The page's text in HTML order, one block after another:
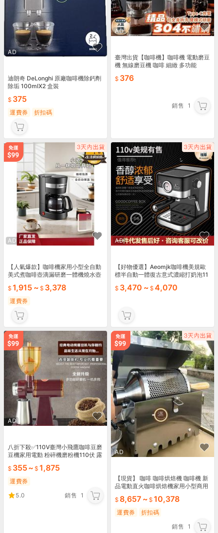
AD
迪朗奇 DeLonghi 原廠咖啡機除鈣劑
除垢 100mlX2 盒裝
375
運費券 折扣碼
AD
臺灣出貨【咖啡機】咖啡機 電動磨豆
機 無線磨豆機 咖啡 細緻 多功能
376
銷售 1
AD
【人氣爆款】咖啡機家用小型全自動
美式煮咖啡壺滴漏研磨一體機燒水壺
1,915 ~ 3,378
運費券
AD
【好物優選】Aeomjk咖啡機美規歐
標半自動一體復古意式濃縮打奶泡11
3,470 ~ 4,070
AD
八折下殺✅110V臺灣小飛鷹咖啡豆磨
豆機家用電動 粉碎機磨粉機110伏 露
355~ 1,875
運費券
5.0
銷售 1
AD
【現貨】 咖啡 咖啡烘焙機 咖啡機 新
品電動直火咖啡烘焙機家用小型商用
8,657 ~ 10,378
運費券
折扣碼
銷售 1